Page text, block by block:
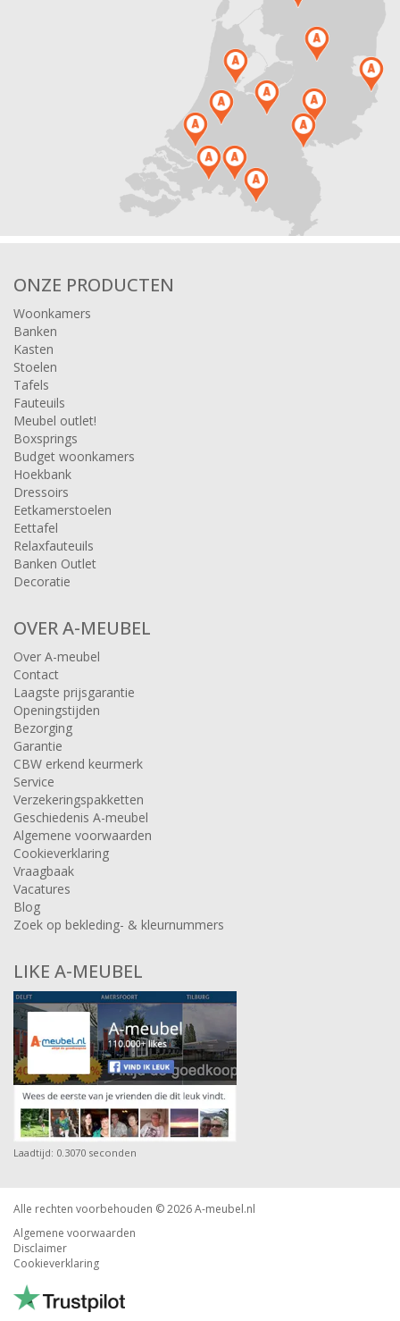
ONZE PRODUCTEN
Woonkamers
Banken
Kasten
Stoelen
Tafels
Fauteuils
Meubel outlet!
Boxsprings
Budget woonkamers
Hoekbank
Dressoirs
Eetkamerstoelen
Eettafel
Relaxfauteuils
Banken Outlet
Decoratie
OVER A-MEUBEL
Over A-meubel
Contact
Laagste prijsgarantie
Openingstijden
Bezorging
Garantie
CBW erkend keurmerk
Service
Verzekeringspakketten
Geschiedenis A-meubel
Algemene voorwaarden
Cookieverklaring
Vraagbaak
Vacatures
Blog
Zoek op bekleding- & kleurnummers
LIKE A-MEUBEL
Laadtijd: 0.3070 seconden
Alle rechten voorbehouden © 2026A-meubel.nl
Algemene voorwaarden
Disclaimer
Cookieverklaring